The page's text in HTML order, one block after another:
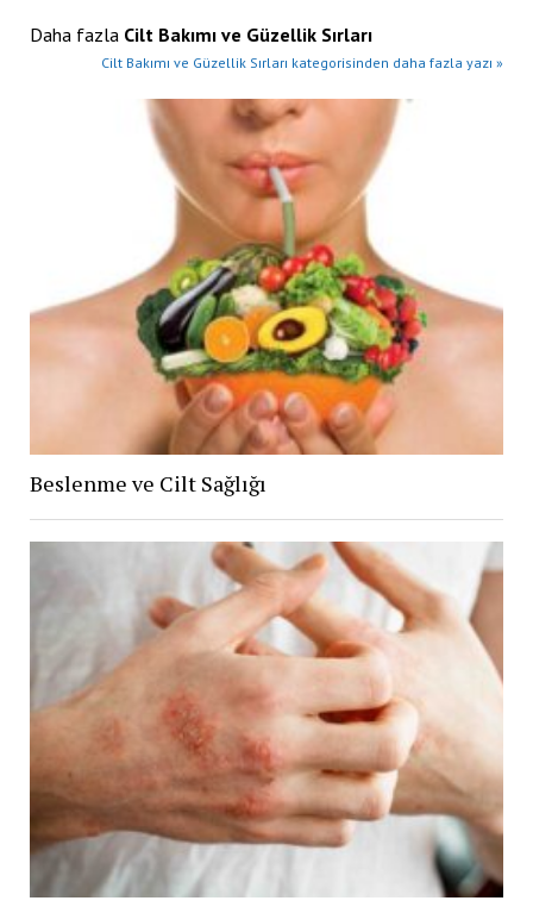
Daha fazla Cilt Bakımı ve Güzellik Sırları
Cilt Bakımı ve Güzellik Sırları kategorisinden daha fazla yazı »
Beslenme ve Cilt Sağlığı